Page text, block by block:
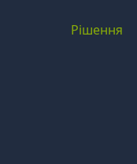
Рішення